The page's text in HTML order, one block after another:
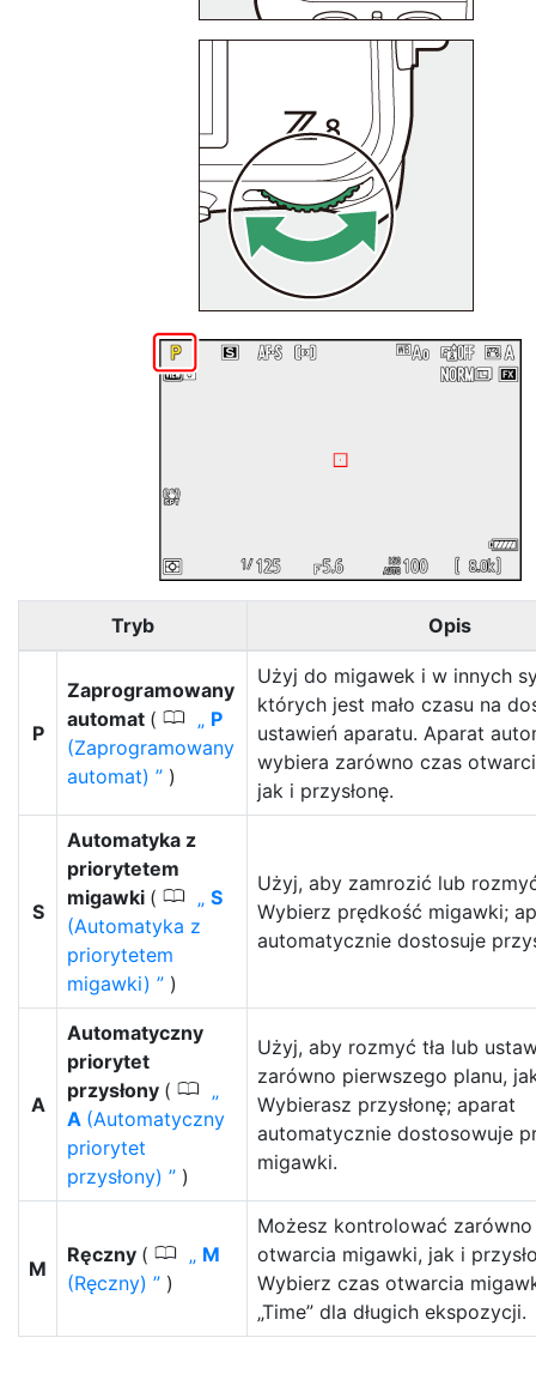
Tryb Opis
P
Zaprogramowany
automat ( 0
P
(Zaprogramowany
automat)
)
Użyj do migawek i w innych
których jest mało czasu na
ustawień aparatu. Aparat
wybiera zarówno czas
jak i przysłonę.
S
Automatyka z
priorytetem
migawki ( 0
S
(Automatyka z
priorytetem
migawki)
)
Użyj, aby zamrozić lub
Wybierz prędkość migawki;
automatycznie dostosuje
A
Automatyczny
priorytet
przysłony ( 0
A (Automatyczny
priorytet
przysłony)
)
Użyj, aby rozmyć tła lub
zarówno pierwszego planu,
Wybierasz przysłonę; aparat
automatycznie dostosowuje
migawki.
M
Ręczny ( 0
M
(Ręczny)
)
Możesz kontrolować
otwarcia migawki, jak i
Wybierz czas otwarcia
„Time” dla długich ekspozycji.